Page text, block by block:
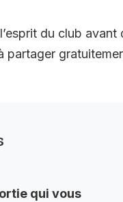
du club avant
partager
qui vous